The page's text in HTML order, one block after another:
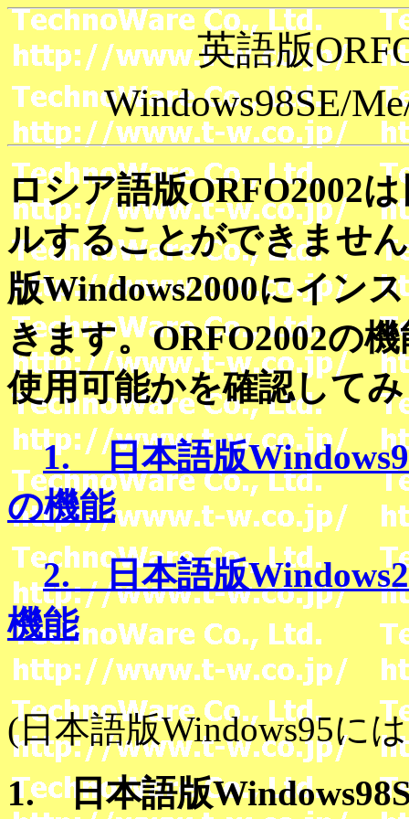
英語版
Windows98SE/
ロシア語版ORFO2002
ルすることができませ
版Windows2000にイン
きます。ORFO2002の
使用可能かを確認して
1. 日本語版
の機能
2. 日本語版
機能
(日本語版Windows95に
1. 日本語版